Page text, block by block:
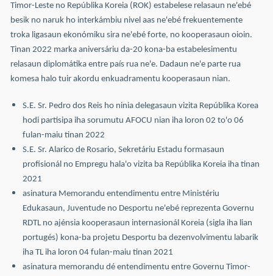
Timor-Leste no Repúblika Koreia (ROK) estabelese relasaun ne'ebé
besik no naruk ho interkámbiu nivel aas ne'ebé frekuentemente
troka ligasaun ekonómiku sira ne'ebé forte, no kooperasaun oioin.
Tinan 2022 marka aniversáriu da-20 kona-ba estabelesimentu
relasaun diplomátika entre país rua ne'e. Dadaun ne'e parte rua
komesa halo tuir akordu enkuadramentu kooperasaun nian.
S.E. Sr. Pedro dos Reis ho ninia delegasaun vizita Repúblika Korea
hodi partisipa iha sorumutu AFOCU nian iha loron 02 to'o 06
fulan-maiu tinan 2022
S.E. Sr. Alarico de Rosario, Sekretáriu Estadu formasaun
profisionál no Empregu hala'o vizita ba Repúblika Koreia iha tinan
2021
asinatura Memorandu entendimentu entre Ministériu
Edukasaun, Juventude no Desportu ne'ebé reprezenta Governu
RDTL no ajénsia kooperasaun internasionál Koreia (sigla iha lian
portugés) kona-ba projetu Desportu ba dezenvolvimentu labarik
iha TL iha loron 04 fulan-maiu tinan 2021
asinatura memorandu dé entendimentu entre Governu Timor-